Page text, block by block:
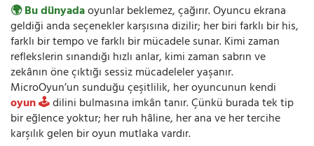
🌍 Bu dünyadaoyunlar beklemez, çağırır. Oyuncu ekrana
geldiği anda seçenekler karşısına dizilir; her biri farklı bir his,
farklı bir tempo ve farklı bir mücadele sunar. Kimi zaman
reflekslerin sınandığı hızlı anlar, kimi zaman sabrın ve
zekânın öne çıktığı sessiz mücadeleler yaşanır.
MicroOyun’un sunduğu çeşitlilik, her oyuncunun kendi
oyun 🕹️dilini bulmasına imkân tanır. Çünkü burada tek tip
bir eğlence yoktur; her ruh hâline, her ana ve her tercihe
karşılık gelen bir oyun mutlaka vardır.